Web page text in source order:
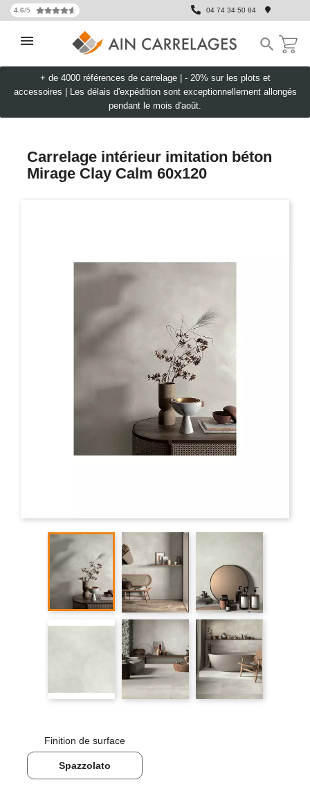
4.6/5 04 74 34 50 84

+ de 4000 références de carrelage | - 20% sur les plots et
accessoires
Les délais d'expédition sont exceptionnellement allongés
pendant le mois d'août.
Carrelage intérieur imitation béton
Mirage Clay Calm 60x120
Finition de surface
Spazzolato